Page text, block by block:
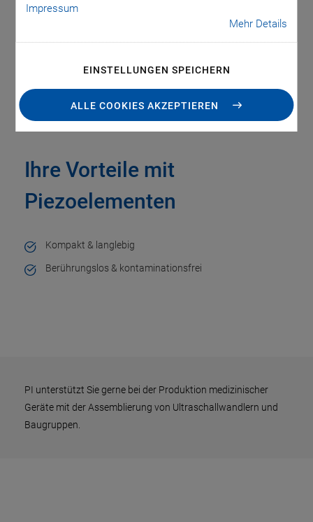
Impressum
Mehr Details
EINSTELLUNGEN SPEICHERN
ALLE COOKIES AKZEPTIEREN
Patientenüberwachung
Ihre Vorteile mit
Piezoelementen
Kompakt & langlebig
Berührungslos & kontaminationsfrei
PI unterstützt Sie gerne bei der Produktion medizinischer
Geräte mit der Assemblierung von Ultraschallwandlern und
Baugruppen.